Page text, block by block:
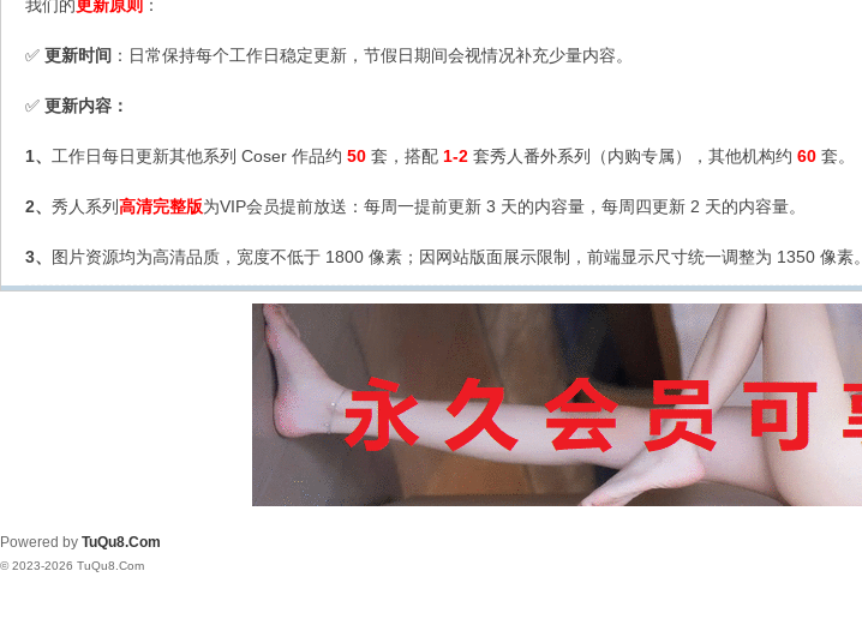
我们的更新原则 ：
✅ 更新时间 ：日常保持每个工作日稳定更新，节假日期间会视情况补充少量内容。
✅ 更新内容：
1、 工作日每日更新其他系列 Coser 作品约 50 套，搭配 1-2 套秀人番外系列（内购专属），其他机构约 60 套。
2、 秀人系列高清完整版为VIP会员提前放送：每周一提前更新 3 天的内容量，每周四更新 2 天的内容量。
3、 图片资源均为高清品质，宽度不低于 1800 像素；因网站版面展示限制，前端显示尺寸统一调整为 1350 像素。
Powered by TuQu8.Com
© 2023-2026 TuQu8.Com